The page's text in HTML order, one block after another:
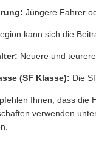
Jüngere Fahrer
kann sich die
Neuere und
(SF Klasse): Die
Ihnen, dass die
verwenden